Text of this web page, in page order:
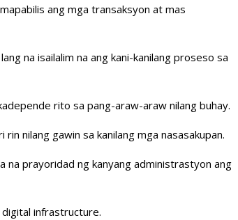
ang mga transaksyon at mas
na isailalim na ang kani-kanilang proseso sa
rito sa pang-araw-araw nilang buhay.
nilang gawin sa kanilang mga nasasakupan.
na prayoridad ng kanyang administrastyon ang
digital infrastructure.